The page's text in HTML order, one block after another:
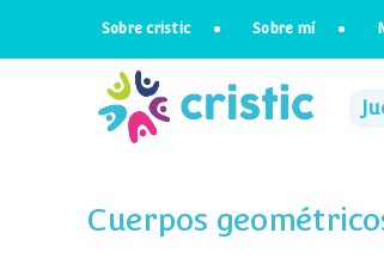
Sobre cristic Sobre mí
Cuerpos